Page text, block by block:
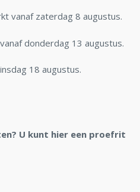
vanaf zaterdag 8 augustus.
donderdag 13 augustus.
18 augustus.
U kunt hier een proefrit